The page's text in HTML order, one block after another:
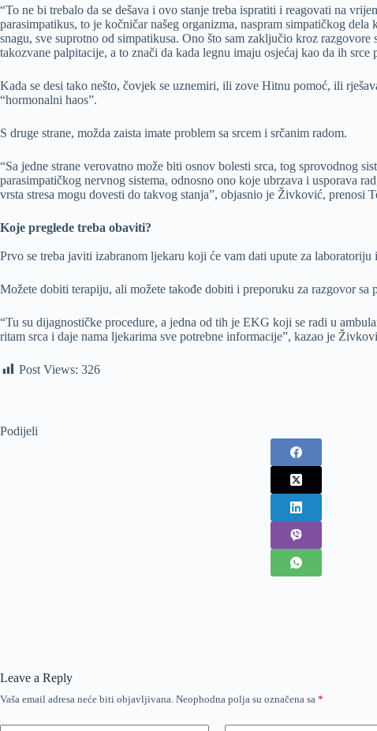
“To ne bi trebalo da se dešava i ovo stanje treba ispratiti i reagovati na
parasimpatikus, to je kočničar našeg organizma, naspram simpatičkog
snagu, sve suprotno od simpatikusa. Ono što sam zaključio kroz
takozvane palpitacije, a to znači da kada legnu imaju osjećaj kao da ih
Kada se desi tako nešto, čovjek se uznemiri, ili zove Hitnu pomoć, ili
“hormonalni haos”.
S druge strane, možda zaista imate problem sa srcem i srčanim radom.
“Sa jedne strane verovatno može biti osnov bolesti srca, tog sprovodnog
parasimpatičkog nervnog sistema, odnosno ono koje ubrzava i usporava
vrsta stresa mogu dovesti do takvog stanja”, objasnio je Živković, prenosi
Koje preglede treba obaviti?
Prvo se treba javiti izabranom ljekaru koji će vam dati upute za
Možete dobiti terapiju, ali možete takođe dobiti i preporuku za razgovor
“Tu su dijagnostičke procedure, a jedna od tih je EKG koji se radi u
ritam srca i daje nama ljekarima sve potrebne informacije”, kazao je
Post Views: 326
Podijeli
Leave a Reply
Vaša email adresa neće biti objavljivana. Neophodna polja su označena sa *